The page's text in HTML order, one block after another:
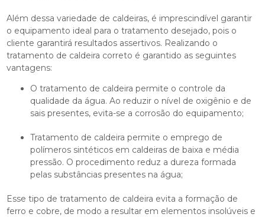
Além dessa variedade de caldeiras, é imprescindível garantir
o equipamento ideal para o tratamento desejado, pois o
cliente garantirá resultados assertivos. Realizando o
tratamento de caldeira correto é garantido as seguintes
vantagens:
O tratamento de caldeira permite o controle da
qualidade da água. Ao reduzir o nível de oxigênio e de
sais presentes, evita-se a corrosão do equipamento;
Tratamento de caldeira permite o emprego de
polímeros sintéticos em caldeiras de baixa e média
pressão. O procedimento reduz a dureza formada
pelas substâncias presentes na água;
Esse tipo de tratamento de caldeira evita a formação de
ferro e cobre, de modo a resultar em elementos insolúveis e